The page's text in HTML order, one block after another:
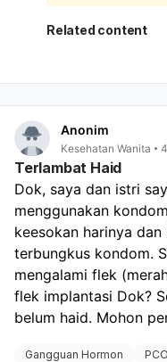
trikomoniasis, yang
berbau dan gatal.
pemeriksaan lebih
tepat untuk
komplikasi lebih
Related content
Anonim
Kesehatan Wanita
Terlambat Haid
Dok, saya dan istri
menggunakan
keesokan harinya
terbungkus kondom.
mengalami flek
flek implantasi Dok?
belum haid. Mohon
Gangguan Hormon